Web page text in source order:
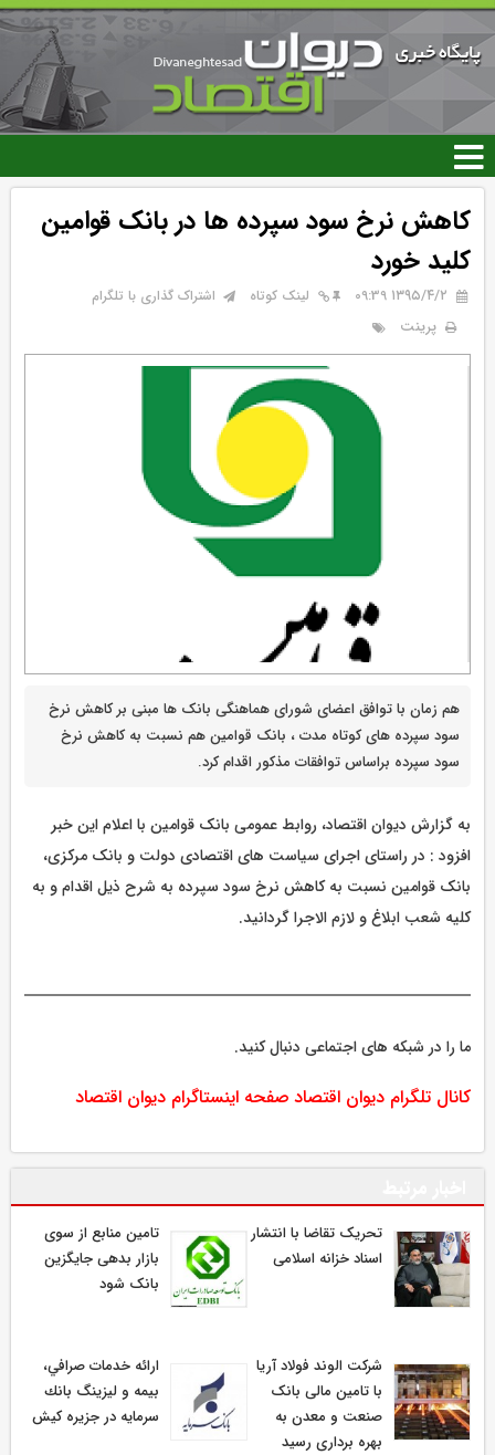
رفتن
محتوای
اصلی
کاهش نرخ سود سپرده ها در بانک قوامین
کلید خورد
۱۳۹۵/۴/۲ 09:39 لینک کوتاه اشتراک گذاری با تلگرام
پرینت
هم زمان با توافق اعضای شورای هماهنگی بانک ها مبنی بر کاهش نرخ
سود سپرده های کوتاه مدت ، بانک قوامین هم نسبت به کاهش نرخ
سود سپرده براساس توافقات مذکور اقدام کرد.
به گزارش دیوان اقتصاد، روابط عمومی بانک قوامین با اعلام این خبر
افزود : در راستای اجرای سیاست های اقتصادی دولت و بانک مرکزی،
بانک قوامین نسبت به کاهش نرخ سود سپرده به شرح ذیل اقدام و به
کلیه شعب ابلاغ و لازم الاجرا گردانید.
ما را در شبکه های اجتماعی دنبال کنید.
کانال تلگرام دیوان اقتصاد صفحه اینستاگرام دیوان اقتصاد
تحریک تقاضا با انتشار
اسناد خزانه اسلامی
تامین منابع از سوی
بازار بدهی جایگزین
بانک شود
شرکت الوند فولاد آریا
با تامین مالی بانک
صنعت و معدن به
بهره برداری رسید
ارائه خدمات صرافي،
بيمه و ليزينگ بانك
سرمايه در جزيره كيش